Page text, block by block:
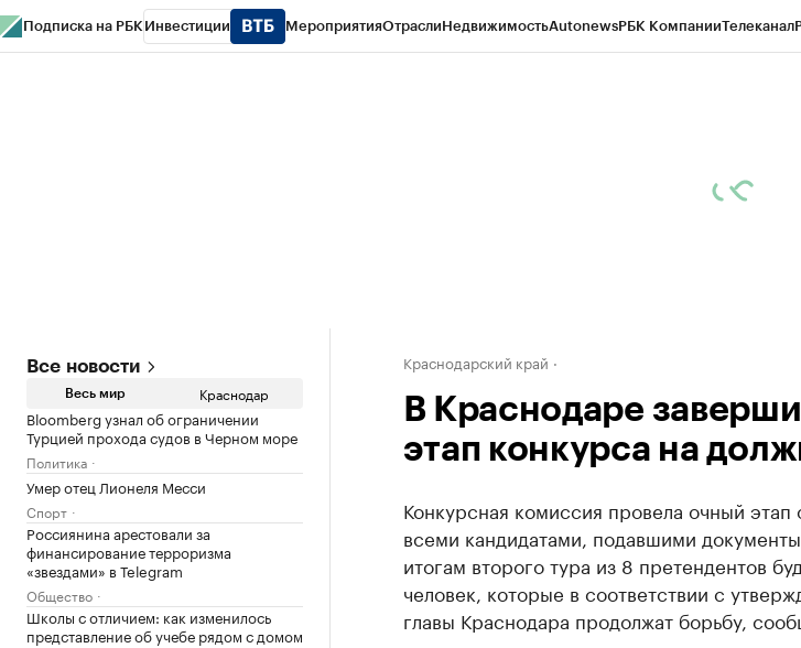
Подписка на РБК Инвестиции МероприятияОтраслиНедвижимостьAutonewsРБК КомпанииТелеканал
Все новости
Весь мир Краснодар
Bloomberg узнал об ограничении
Турцией прохода судов в Черном море
Политика
Умер отец Лионеля Месси
Спорт
Россиянина арестовали за
финансирование терроризма
«звездами» в Telegram
Общество
Школы с отличием: как изменилось
представление об учебе рядом с домом
Краснодарский край
В Краснодаре
этап конкурса на
Конкурсная комиссия провела очный
всеми кандидатами, подавшими
итогам второго тура из 8 претендентов
человек, которые в соответствии с
главы Краснодара продолжат борьбу,